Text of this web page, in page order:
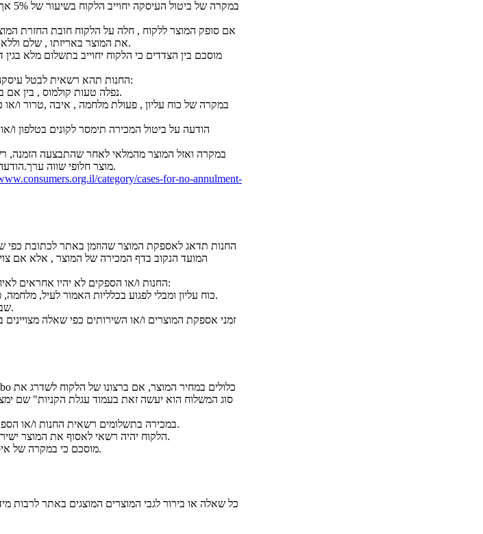
אם סופק המוצר ללקוח , חלה על הלקוח חובת החזרת
את המוצר באריזתו , שלם וללא פגיעה ו/או נזק ו/או פגם מכל מין וסוג שהוא.
מוסכם בין הצדדים כי הלקוח יחוייב בתשלום מלא
החנות תהא רשאית לבטל עיסקה או מכירה כולה או חלקה במקרים הבאים:
נפלה טעות קולמוס , בין אם במחיר המוצר ובין אם בתיאור המוצר.
במקרה של כוח עליון , פעולת מלחמה , איבה ,טרור ו/
הודעה על ביטול המכירה תימסר לקונים בטלפון ו/
במקרה ואזל המוצר מהמלאי לאחר שהתבצעה הזמנה,
מוצר חלופי שווה ערך.הודעה על ביטול כאמור תיעשה בכתב או בטלפון.
category/cases-for-no-annulment-
החנות תדאג לאספקת המוצר שהוזמן באתר לכתובת כפי
המועד הנקוב בדף המכירה של המוצר , אלא אם
החנות ו/או הספקים לא יהיו אחראים לאיחור בביצוע אספקת המוצר במקרים הבאים:
כוח עליון ומבלי לפגוע בכלליות האמור לעיל, מלחמה, פעולות איבה, מצבי חירום ונזקי טבע.
שביתה אצל החברות להובלת המוצרים.
זמני אספקת המוצרים ו/או השירותים כפי שאלה
סוג המשלוח הוא יעשה זאת בעמוד עגלת הקניות" שם
במכירה בתשלומים רשאית החנות ו/או הספק לגבות את דמי המשלוח בתשלום הראשון.
הלקוח יהיה רשאי לאסוף את המוצר ישירות מהחנות וזאת בתיאום מראש עם החנות.
מוסכם כי במקרה של איסוף ע"י הלקוח לא יגבו מהלקוח דמי משלוח.
כל שאלה או בירור לגבי המוצרים המוצגים באתר לרבות